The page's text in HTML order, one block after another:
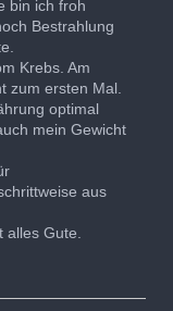
bin ich froh
Bestrahlung
Krebs. Am
zum ersten Mal.
optimal
mein Gewicht
aus
Gute.